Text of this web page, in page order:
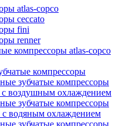
atlas-copco
ceccato
fini
renner
компрессоры atlas-copco
компрессоры
зубчатые компрессоры
с воздушным охлаждением
зубчатые компрессоры
с водяным охлаждением
зубчатые компрессоры